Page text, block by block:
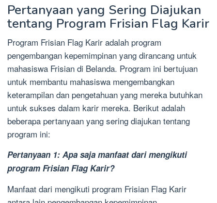
Pertanyaan yang Sering Diajukan
tentang Program Frisian Flag Karir
Program Frisian Flag Karir adalah program
pengembangan kepemimpinan yang dirancang untuk
mahasiswa Frisian di Belanda. Program ini bertujuan
untuk membantu mahasiswa mengembangkan
keterampilan dan pengetahuan yang mereka butuhkan
untuk sukses dalam karir mereka. Berikut adalah
beberapa pertanyaan yang sering diajukan tentang
program ini:
Pertanyaan 1: Apa saja manfaat dari mengikuti
program Frisian Flag Karir?
Manfaat dari mengikuti program Frisian Flag Karir